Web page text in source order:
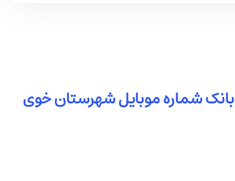
بانک شماره موبایل شهرستان خوی